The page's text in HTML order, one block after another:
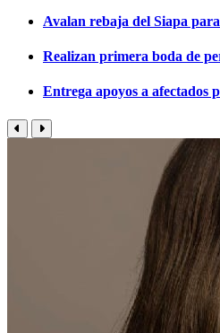
Avalan rebaja del Siapa
Realizan primera boda de
Entrega apoyos a afectados